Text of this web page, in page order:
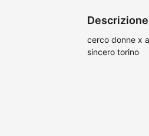
Descrizione
cerco donne x
sincero torino